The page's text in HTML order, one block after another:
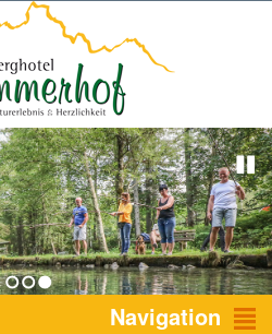
1 2 3 Navigation